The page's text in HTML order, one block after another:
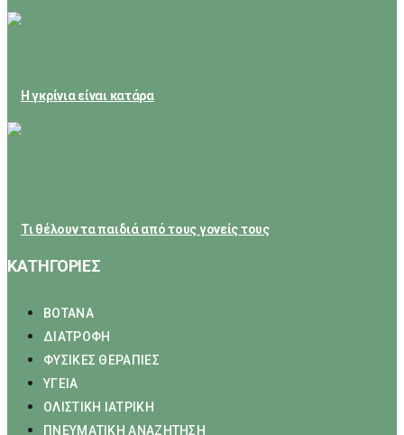
Η γκρίνια είναι κατάρα
Τι θέλουν τα παιδιά από τους γονείς τους
ΚΑΤΗΓΟΡΙΕΣ
ΒΟΤΑΝΑ
ΔΙΑΤΡΟΦΗ
ΦΥΣΙΚΕΣ ΘΕΡΑΠΙΕΣ
ΥΓΕΙΑ
ΟΛΙΣΤΙΚΗ ΙΑΤΡΙΚΗ
ΠΝΕΥΜΑΤΙΚΗ ΑΝΑΖΗΤΗΣΗ